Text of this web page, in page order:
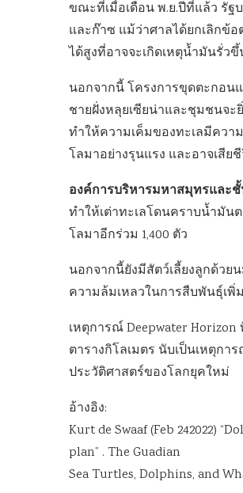
ขณะที่เมื่อเดือน พ.ย.ปีที่แล้ว รั
และก๊าซ แม้ว่าศาลได้ยกเลิกข้
ได้สูงที่อาจจะเกิดเหตุน้ำมันรั่ว
นอกจากนี้ โครงการขุดตะกอน
ชายฝั่งหลุยเซียน่าและชุมชนจ
ทำให้ความเค็มของทะเลมีควา
โลมาอย่างรุนแรง และอาจเสี
องค์การบริหารมหาสมุทรและ
ทำให้เต่าทะเลโดนคราบน้ำมันต
โลมาอีกร่วม 1,400 ตัว
นอกจากนี้ยังมีสัตว์เลี้ยงลูกด้ว
ความล้มเหลวในการสืบพันธุ์เ
เหตุการณ์ Deepwater
ตารางกิโลเมตร นับเป็นเหตุก
ประวัติศาสตร์ของโลกยุคใหม่
อ้างอิง:
Kurt de Swaaf (Feb 242022)
plan” . The Guadian
Sea Turtles, Dolphins, and